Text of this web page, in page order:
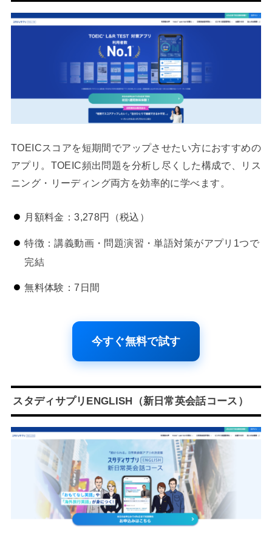
TOEICスコアを短期間でアップさせたい方におすすめの
アプリ。TOEIC頻出問題を分析し尽くした構成で、リス
ニング・リーディング両方を効率的に学べます。
月額料金：3,278円（税込）
特徴：講義動画・問題演習・単語対策がアプリ1つで
完結
無料体験：7日間
今すぐ無料で試す
スタディサプリENGLISH（新日常英会話コース）